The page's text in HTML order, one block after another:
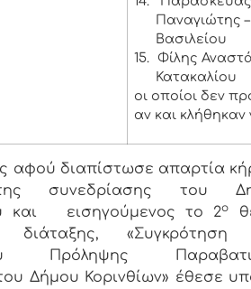
Παναγιώτης –
Βασιλείου
15. Φίλης
Κατακαλίου
οι οποίοι δεν
αν και κλήθηκαν
αφού διαπίστωσε απαρτία
συνεδρίασης του
και εισηγούμενος το 2ο
διάταξης, «Συγκρότηση
Πρόληψης
Δήμου Κορινθίων» έθεσε